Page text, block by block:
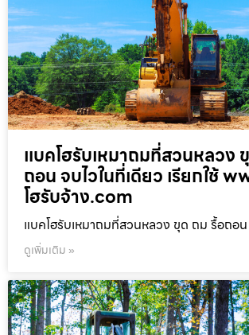
แบคโฮรับเหมาถมที่สวนหลวง
ถอน จบไวในที่เดียว เรียกใช้
โฮรับจ้าง.com
แบคโฮรับเหมาถมที่สวนหลวง ขุด ถม รื้อถอน
ดูเพิ่มเติม »